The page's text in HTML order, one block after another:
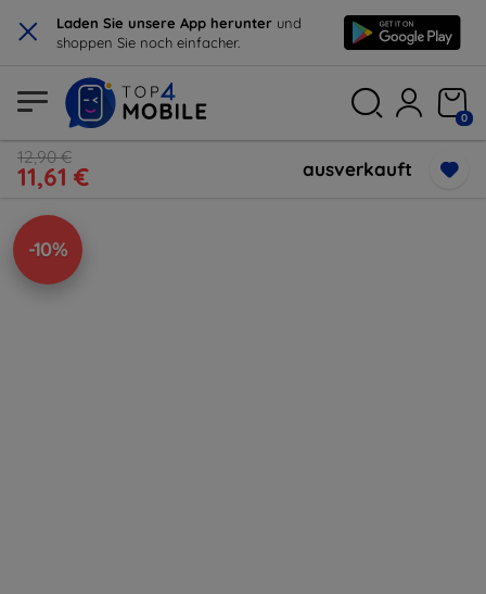
× Laden Sie unsere App herunter und
shoppen Sie noch einfacher.
0
12,90 €
11,61 € ausverkauft
-10%